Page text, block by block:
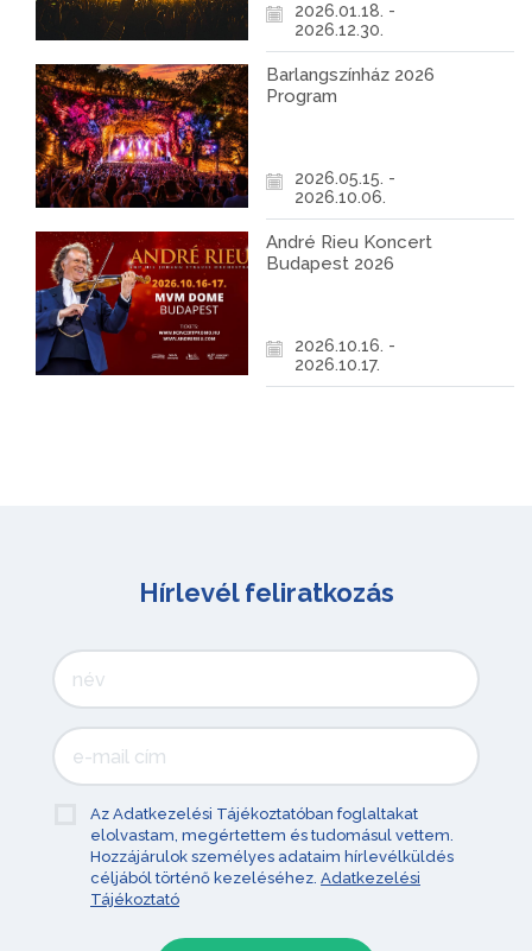
2026.01.18. -
2026.12.30.
Barlangszínház 2026
Program
2026.05.15. -
2026.10.06.
André Rieu Koncert
Budapest 2026
2026.10.16. -
2026.10.17.
Hírlevél feliratkozás
Az Adatkezelési Tájékoztatóban foglaltakat
elolvastam, megértettem és tudomásul vettem.
Hozzájárulok személyes adataim hírlevélküldés
céljából történő kezeléséhez. Adatkezelési
Tájékoztató